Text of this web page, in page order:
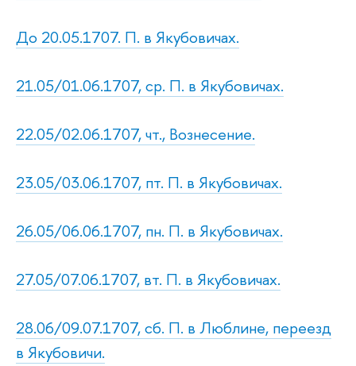
До 20.05.1707. П. в Якубовичах.
21.05/01.06.1707, ср. П. в Якубовичах.
22.05/02.06.1707, чт., Вознесение.
23.05/03.06.1707, пт. П. в Якубовичах.
26.05/06.06.1707, пн. П. в Якубовичах.
27.05/07.06.1707, вт. П. в Якубовичах.
28.06/09.07.1707, сб. П. в Люблине, переезд
в Якубовичи.